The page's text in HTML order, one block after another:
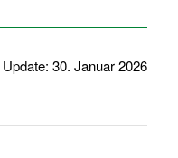
30. Januar 2026